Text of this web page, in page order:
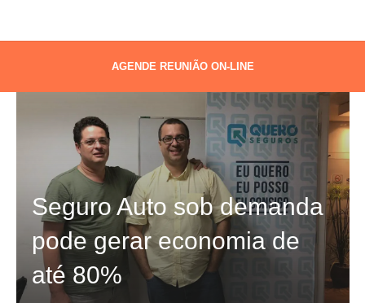
AGENDE REUNIÃO ON-LINE
Seguro Auto sob demanda
pode gerar economia de
até 80%